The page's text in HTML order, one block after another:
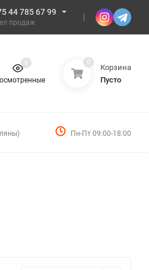
44 785 67 99
продаж
0 0
Корзина
Пусто
Пн-Пт 09:00-18:00